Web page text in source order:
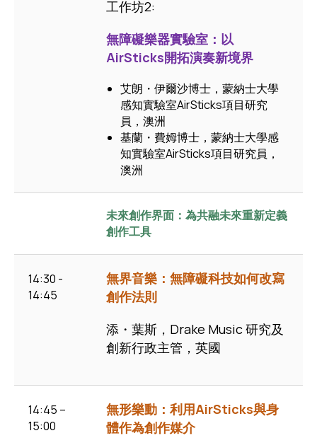
工作坊2:
無障礙樂器實驗室：以
AirSticks開拓演奏新境界
艾朗・伊爾沙博士，蒙納士大學
感知實驗室AirSticks項目研究
員，澳洲
基蘭・費姆博士，蒙納士大學感
知實驗室AirSticks項目研究員，
澳洲
未來創作界面：為共融未來重新定義
創作工具
14:30 -
14:45
無界音樂：無障礙科技如何改寫
創作法則
添・葉斯，Drake Music 研究及
創新行政主管，英國
14:45 –
15:00
無形樂動：利用AirSticks與身
體作為創作媒介